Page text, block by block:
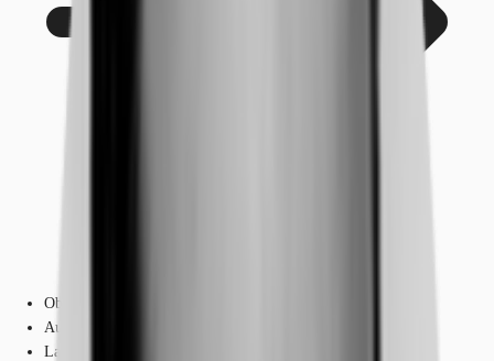
Objekt
Ausstattung
Lage und Verkehrsanbindung